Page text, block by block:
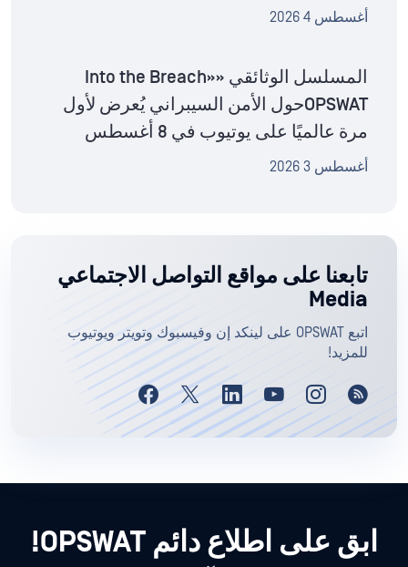
أغسطس 4 2026
المسلسل الوثائقي «Into the Breach»
OPSWATحول الأمن السيبراني يُعرض لأول
مرة عالميًا على يوتيوب في 8 أغسطس
أغسطس 3 2026
تابعنا على مواقع التواصل الاجتماعي
Media
اتبع OPSWAT على لينكد إن وفيسبوك وتويتر ويوتيوب
للمزيد!
ابق على اطلاع دائم OPSWAT!